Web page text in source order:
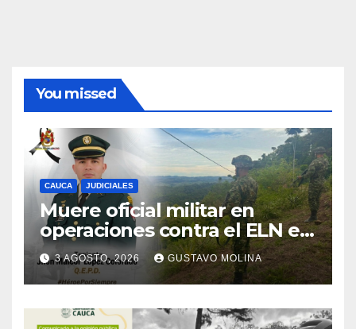
You missed
CAUCA JUDICIALES
Muere oficial militar en
operaciones contra el ELN en
el sur del Cauca
3 AGOSTO, 2026 GUSTAVO MOLINA